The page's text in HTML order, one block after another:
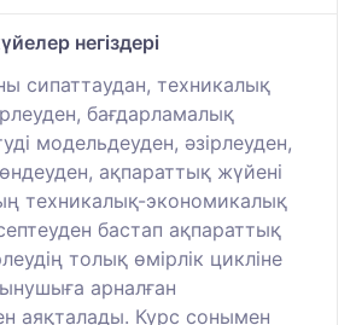
негіздері
сипаттаудан, техникалық
бағдарламалық
модельдеуден, әзірлеуден,
ақпараттық жүйені
техникалық-экономикалық
бастап ақпараттық
толық өмірлік цикліне
арналған
аяқталады. Курс сонымен